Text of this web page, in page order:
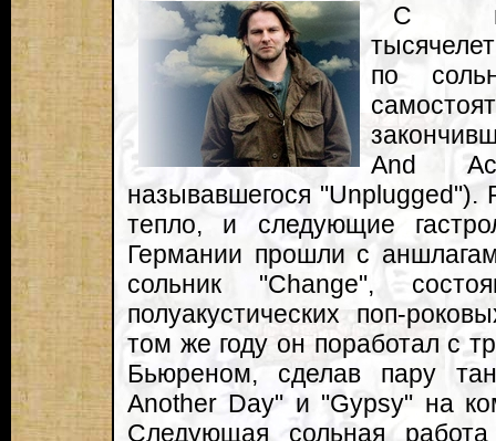
С
по
And
называвшегося "Unplugged").
тепло, и следующие
Германии прошли с
сольник "Change",
полуакустических поп-
том же году он поработал с
Бьюреном, сделав пару
Another Day" и "Gypsy" на
Следующая сольная